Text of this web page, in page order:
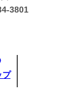
プ
3801